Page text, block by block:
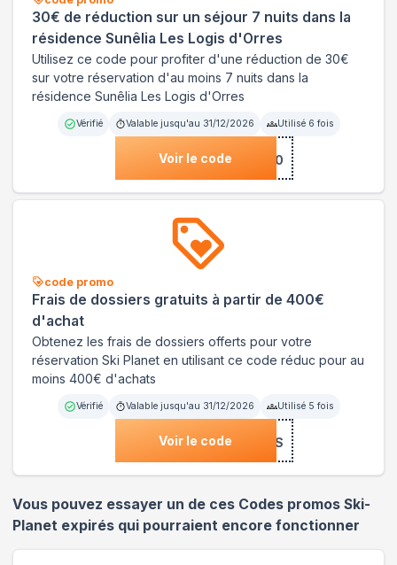
30€ de réduction sur un séjour 7 nuits dans la
résidence Sunêlia Les Logis d'Orres
Utilisez ce code pour profiter d'une réduction de 30€
sur votre réservation d'au moins 7 nuits dans la
résidence Sunêlia Les Logis d'Orres
Vérifié Valable jusqu'au 31/12/2026 Utilisé 6 fois
Voir le code***ELIA-30
code promo
Frais de dossiers gratuits à partir de 400€
d'achat
Obtenez les frais de dossiers offerts pour votre
réservation Ski Planet en utilisant ce code réduc pour au
moins 400€ d'achats
Vérifié Valable jusqu'au 31/12/2026 Utilisé 5 fois
Voir le code***FRAIS
Vous pouvez essayer un de ces Codes promos Ski-
Planet expirés qui pourraient encore fonctionner